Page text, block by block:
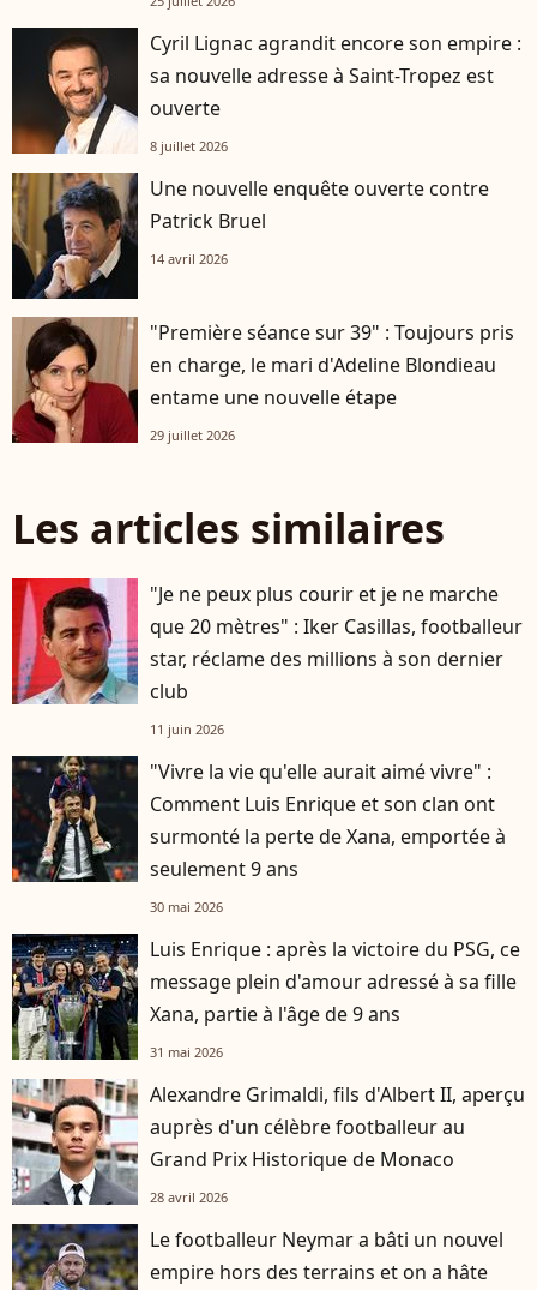
Cyril Lignac agrandit encore son empire :
sa nouvelle adresse à Saint-Tropez est
ouverte
8 juillet 2026
Une nouvelle enquête ouverte contre
Patrick Bruel
14 avril 2026
"Première séance sur 39" : Toujours pris
en charge, le mari d'Adeline Blondieau
entame une nouvelle étape
29 juillet 2026
Les articles similaires
"Je ne peux plus courir et je ne marche
que 20 mètres" : Iker Casillas, footballeur
star, réclame des millions à son dernier
club
11 juin 2026
"Vivre la vie qu'elle aurait aimé vivre" :
Comment Luis Enrique et son clan ont
surmonté la perte de Xana, emportée à
seulement 9 ans
30 mai 2026
Luis Enrique : après la victoire du PSG, ce
message plein d'amour adressé à sa fille
Xana, partie à l'âge de 9 ans
31 mai 2026
Alexandre Grimaldi, fils d'Albert II, aperçu
auprès d'un célèbre footballeur au
Grand Prix Historique de Monaco
28 avril 2026
Le footballeur Neymar a bâti un nouvel
empire hors des terrains et on a hâte